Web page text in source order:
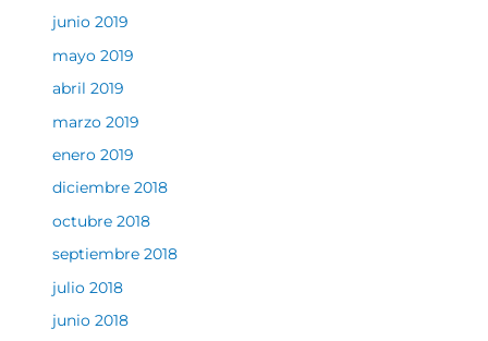
junio 2019
mayo 2019
abril 2019
marzo 2019
enero 2019
diciembre 2018
octubre 2018
septiembre 2018
julio 2018
junio 2018